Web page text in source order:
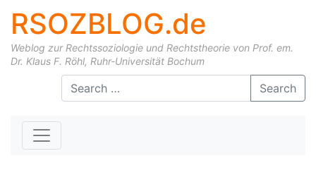
RSOZBLOG.de
Weblog zur Rechtssoziologie und Rechtstheorie von Prof. em.
Dr. Klaus F. Röhl, Ruhr-Universität Bochum
Skip to content Search